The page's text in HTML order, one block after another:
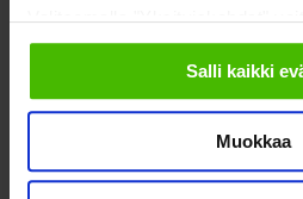
Valitsemalla "Yksityiskohdat"
evästeisiin.
Salli kaikki
Muokkaa